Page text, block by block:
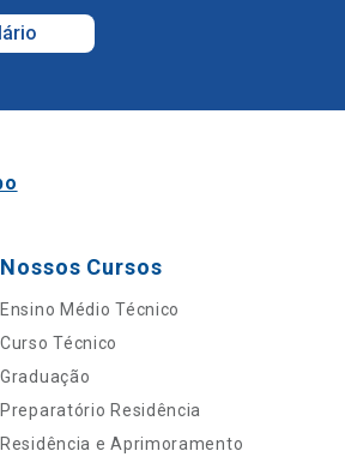
Nossos Cursos
Ensino Médio Técnico
Curso Técnico
Graduação
Preparatório Residência
Residência e Aprimoramento